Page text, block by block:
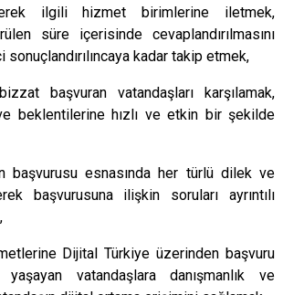
ilgili hizmet birimlerine iletmek,
süre içerisinde cevaplandırılmasını
kadar takip etmek,
başvuran vatandaşları karşılamak,
beklentilerine hızlı ve etkin bir şekilde
başvurusu esnasında her türlü dilek ve
başvurusuna ilişkin soruları ayrıntılı
Dijital Türkiye üzerinden başvuru
vatandaşlara danışmanlık ve